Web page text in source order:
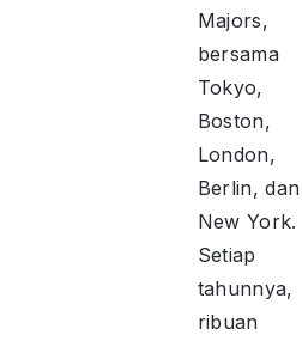
Majors,
bersama
Tokyo,
Boston,
London,
Berlin, dan
New York.
Setiap
tahunnya,
ribuan